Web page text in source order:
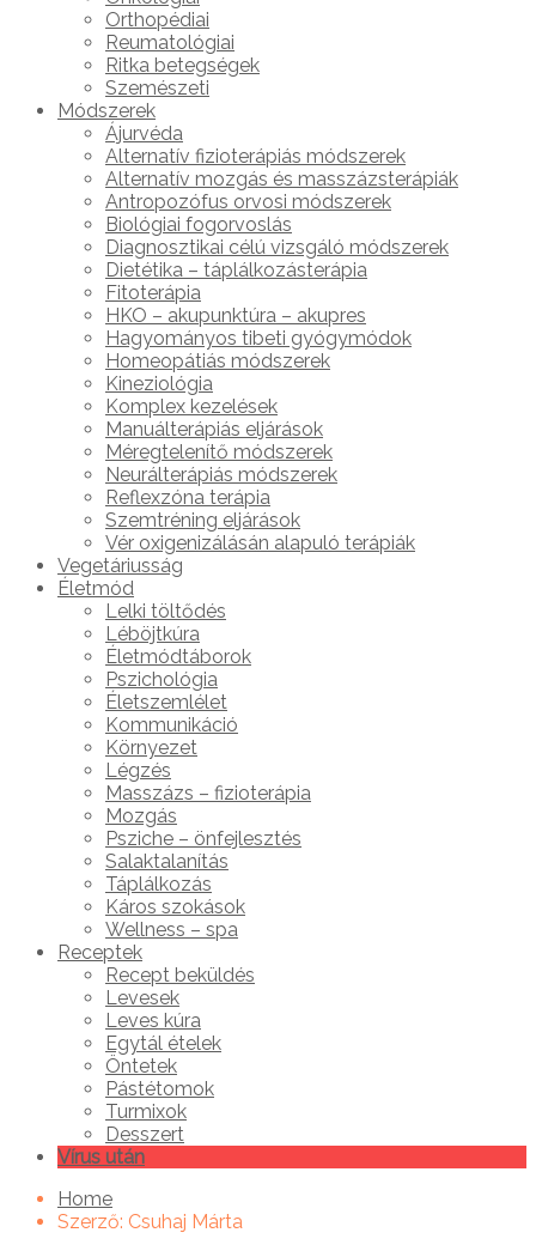
Orthopédiai
Reumatológiai
Ritka betegségek
Szemészeti
Módszerek
Ájurvéda
Alternatív fizioterápiás módszerek
Alternatív mozgás és masszázsterápiák
Antropozófus orvosi módszerek
Biológiai fogorvoslás
Diagnosztikai célú vizsgáló módszerek
Dietétika – táplálkozásterápia
Fitoterápia
HKO – akupunktúra – akupres
Hagyományos tibeti gyógymódok
Homeopátiás módszerek
Kineziológia
Komplex kezelések
Manuálterápiás eljárások
Méregtelenítő módszerek
Neurálterápiás módszerek
Reflexzóna terápia
Szemtréning eljárások
Vér oxigenizálásán alapuló terápiák
Vegetáriusság
Életmód
Lelki töltődés
Léböjtkúra
Életmódtáborok
Pszichológia
Életszemlélet
Kommunikáció
Környezet
Légzés
Masszázs – fizioterápia
Mozgás
Psziche – önfejlesztés
Salaktalanítás
Táplálkozás
Káros szokások
Wellness – spa
Receptek
Recept beküldés
Levesek
Leves kúra
Egytál ételek
Öntetek
Pástétomok
Turmixok
Desszert
Vírus után
Home
Szerző: Csuhaj Márta